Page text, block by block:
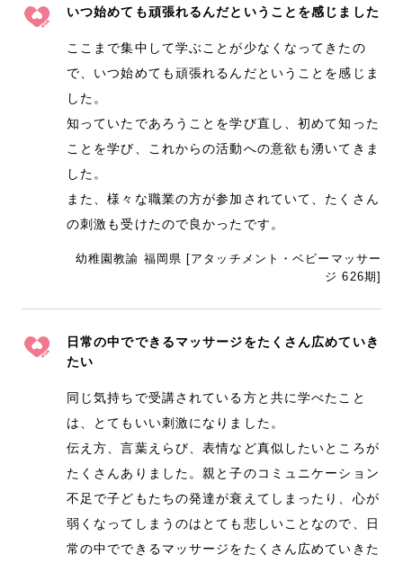
いつ始めても頑張れるんだということを感じました
ここまで集中して学ぶことが少なくなってきたの
で、いつ始めても頑張れるんだということを感じま
した。
知っていたであろうことを学び直し、初めて知った
ことを学び、これからの活動への意欲も湧いてきま
した。
また、様々な職業の方が参加されていて、たくさん
の刺激も受けたので良かったです。
幼稚園教諭 福岡県 [アタッチメント・ベビーマッサー
ジ 626期]
日常の中でできるマッサージをたくさん広めていき
たい
同じ気持ちで受講されている方と共に学べたこと
は、とてもいい刺激になりました。
伝え方、言葉えらび、表情など真似したいところが
たくさんありました。親と子のコミュニケーション
不足で子どもたちの発達が衰えてしまったり、心が
弱くなってしまうのはとても悲しいことなので、日
常の中でできるマッサージをたくさん広めていきた